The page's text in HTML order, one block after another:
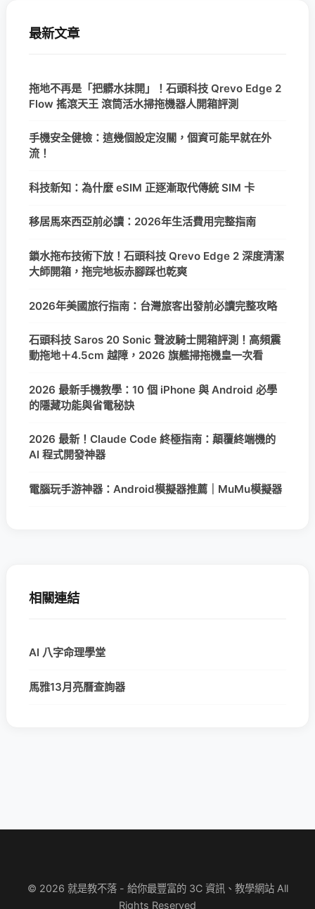
最新文章
拖地不再是「把髒水抹開」！石頭科技 Qrevo Edge 2
Flow 搖滾天王 滾筒活水掃拖機器人開箱評測
手機安全健檢：這幾個設定沒關，個資可能早就在外
流！
科技新知：為什麼 eSIM 正逐漸取代傳統 SIM 卡
移居馬來西亞前必讀：2026年生活費用完整指南
鎖水拖布技術下放！石頭科技 Qrevo Edge 2 深度清潔
大師開箱，拖完地板赤腳踩也乾爽
2026年美國旅行指南：台灣旅客出發前必讀完整攻略
石頭科技 Saros 20 Sonic 聲波騎士開箱評測！高頻震
動拖地＋4.5cm 越障，2026 旗艦掃拖機皇一次看
2026 最新手機教學：10 個 iPhone 與 Android 必學
的隱藏功能與省電秘訣
2026 最新！Claude Code 終極指南：顛覆終端機的
AI 程式開發神器
電腦玩手游神器：Android模擬器推薦｜MuMu模擬器
相關連結
AI 八字命理學堂
馬雅13月亮曆查詢器
© 2026 就是教不落 - 給你最豐富的 3C 資訊、教學網站 All
Rights Reserved